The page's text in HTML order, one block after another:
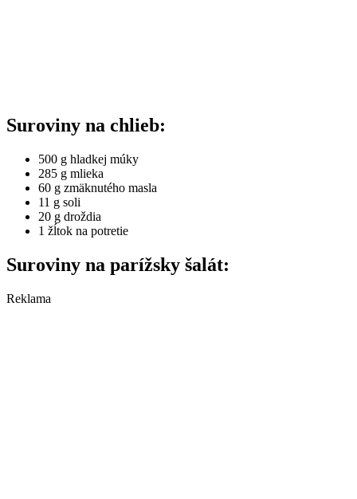
Suroviny na chlieb:
500 g hladkej múky
285 g mlieka
60 g zmäknutého masla
11 g soli
20 g droždia
1 žĺtok na potretie
Suroviny na parížsky šalát:
Reklama